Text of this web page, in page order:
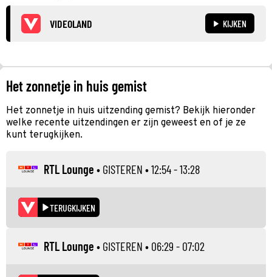
VIDEOLAND KIJKEN
Het zonnetje in huis gemist
Het zonnetje in huis uitzending gemist? Bekijk hieronder
welke recente uitzendingen er zijn geweest en of je ze
kunt terugkijken.
RTL Lounge • GISTEREN • 12:54 - 13:28
TERUGKIJKEN
RTL Lounge • GISTEREN • 06:29 - 07:02